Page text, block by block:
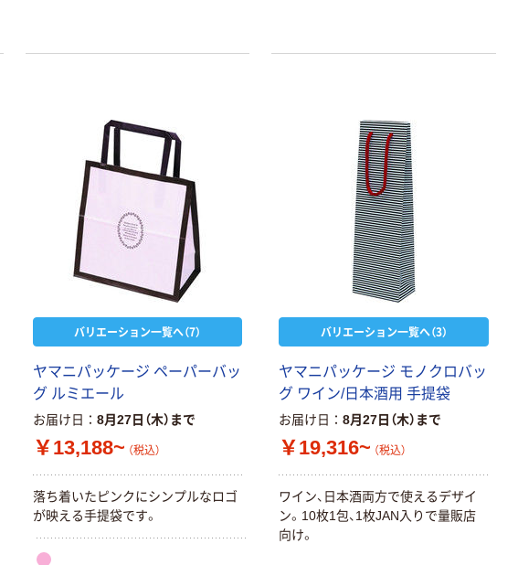
バリエーション一覧へ（7）
ヤマニパッケージ ペーパーバッ
グ ルミエール
お届け日 8月27日（木）まで
￥13,188~ （税込）
落ち着いたピンクにシンプルなロゴ
が映える手提袋です。
バリエーション一覧へ（3）
ヤマニパッケージ モノクロバッ
グ ワイン/日本酒用 手提袋
お届け日 8月27日（木）まで
￥19,316~ （税込）
ワイン、日本酒両方で使えるデザイ
ン。10枚1包、1枚JAN入りで量販店
向け。